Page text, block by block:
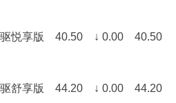
驱悦享版 40.50 ↓ 0.00 40.50
驱舒享版 44.20 ↓ 0.00 44.20